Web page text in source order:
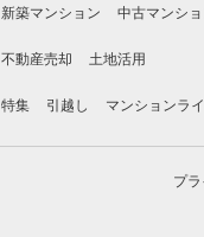
新築マンション 中古マンシ
不動産売却 土地活用
特集 引越し マンションラ
プ